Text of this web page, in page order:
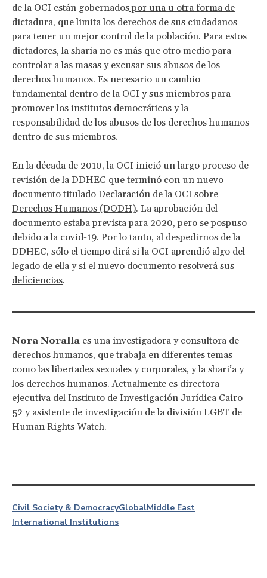
de la OCI están gobernadospor una u otra forma de
dictadura, que limita los derechos de sus ciudadanos
para tener un mejor control de la población. Para estos
dictadores, la sharia no es más que otro medio para
controlar a las masas y excusar sus abusos de los
derechos humanos. Es necesario un cambio
fundamental dentro de la OCI y sus miembros para
promover los institutos democráticos y la
responsabilidad de los abusos de los derechos humanos
dentro de sus miembros.
En la década de 2010, la OCI inició un largo proceso de
revisión de la DDHEC que terminó con un nuevo
documento titulado Declaración de la OCI sobre
Derechos Humanos (DODH). La aprobación del
documento estaba prevista para 2020, pero se pospuso
debido a la covid-19. Por lo tanto, al despedirnos de la
DDHEC, sólo el tiempo dirá si la OCI aprendió algo del
legado de ella ysi el nuevo documento resolverá sus
deficiencias.
Nora Noralla es una investigadora y consultora de
derechos humanos, que trabaja en diferentes temas
como las libertades sexuales y corporales, y la shari’a y
los derechos humanos. Actualmente es directora
ejecutiva del Instituto de Investigación Jurídica Cairo
52 y asistente de investigación de la división LGBT de
Human Rights Watch.
Civil Society & DemocracyGlobalMiddle East
International Institutions